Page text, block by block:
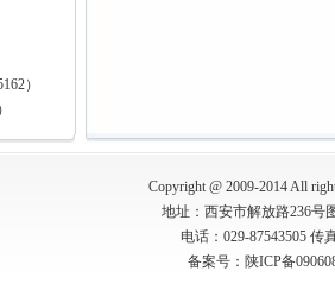
）
Copyright @ 2009-2014 All
地址：西安市解放路236号
电话：029-87543505 传
备案号： 陕ICP备